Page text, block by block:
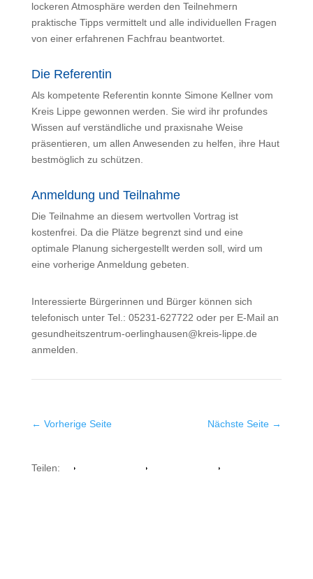
lockeren Atmosphäre werden den Teilnehmern
praktische Tipps vermittelt und alle individuellen Fragen
von einer erfahrenen Fachfrau beantwortet.
Die Referentin
Als kompetente Referentin konnte Simone Kellner vom
Kreis Lippe gewonnen werden. Sie wird ihr profundes
Wissen auf verständliche und praxisnahe Weise
präsentieren, um allen Anwesenden zu helfen, ihre Haut
bestmöglich zu schützen.
Anmeldung und Teilnahme
Die Teilnahme an diesem wertvollen Vortrag ist
kostenfrei. Da die Plätze begrenzt sind und eine
optimale Planung sichergestellt werden soll, wird um
eine vorherige Anmeldung gebeten.
Interessierte Bürgerinnen und Bürger können sich
telefonisch unter Tel.: 05231-627722 oder per E-Mail an
gesundheitszentrum-oerlinghausen@kreis-lippe.de
anmelden.
← Vorherige Seite Nächste Seite →
Teilen: Facebook Whatsapp Twitter